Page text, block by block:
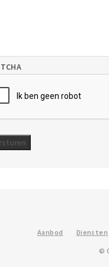
Aanbod Diensten
©